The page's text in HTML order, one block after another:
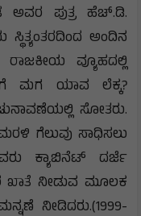
ಪುತ್ರ ಹೆಚ್.ಡಿ.
ಅಂದಿನ
ರಾಜಕೀಯ ವ್ಯೂಹದಲ್ಲಿ
ಮಗ ಯಾವ ಲೆಕ್ಕ?
ಸೋತರು.
ಗೆಲುವು ಸಾಧಿಸಲು
ಕ್ಯಾಬಿನೆಟ್‍ ದರ್ಜೆ
ಖಾತೆ ನೀಡುವ ಮೂಲಕ
ನೀಡಿದರು.(1999-